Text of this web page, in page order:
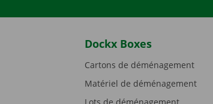
Dockx Boxes
Cartons de déménagement
Matériel de déménagement